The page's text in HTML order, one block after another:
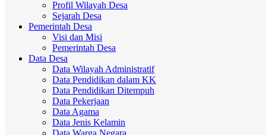
Profil Wilayah Desa
Sejarah Desa
Pemerintah Desa
Visi dan Misi
Pemerintah Desa
Data Desa
Data Wilayah Administratif
Data Pendidikan dalam KK
Data Pendidikan Ditempuh
Data Pekerjaan
Data Agama
Data Jenis Kelamin
Data Warga Negara